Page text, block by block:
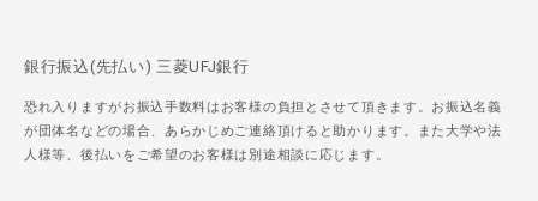
銀行振込(先払い) 三菱UFJ銀行
恐れ入りますがお振込手数料はお客様の負担とさせて頂きます。お振込名義
が団体名などの場合、あらかじめご連絡頂けると助かります。また大学や法
人様等、後払いをご希望のお客様は別途相談に応じます。